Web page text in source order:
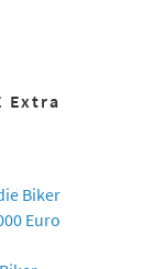
Extra
Biker
Euro